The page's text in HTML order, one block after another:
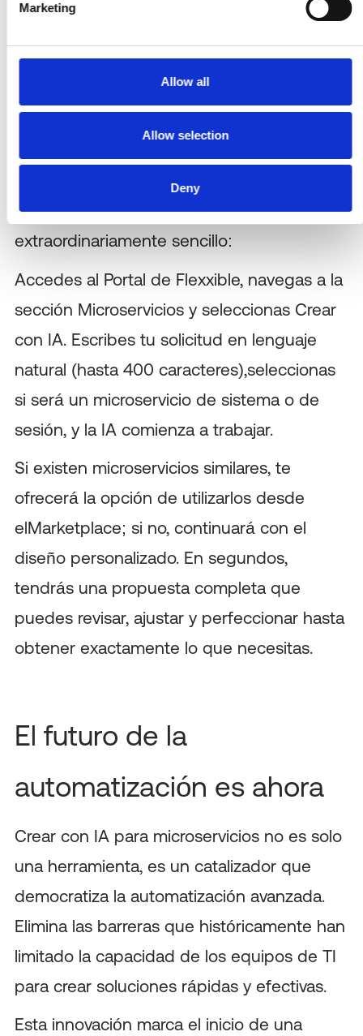
Marketing
Allow all
Allow selection
Deny
Cómo funciona:
simplicidad en la
complejidad
El proceso de creación es
extraordinariamente sencillo:
Accedes al Portal de Flexxible, navegas a la
sección Microservicios y seleccionas Crear
con IA. Escribes tu solicitud en lenguaje
natural (hasta 400 caracteres),seleccionas
si será un microservicio de sistema o de
sesión, y la IA comienza a trabajar.
Si existen microservicios similares, te
ofrecerá la opción de utilizarlos desde
elMarketplace; si no, continuará con el
diseño personalizado. En segundos,
tendrás una propuesta completa que
puedes revisar, ajustar y perfeccionar hasta
obtener exactamente lo que necesitas.
El futuro de la
automatización es ahora
Crear con IA para microservicios no es solo
una herramienta, es un catalizador que
democratiza la automatización avanzada.
Elimina las barreras que históricamente han
limitado la capacidad de los equipos de TI
para crear soluciones rápidas y efectivas.
Esta innovación marca el inicio de una